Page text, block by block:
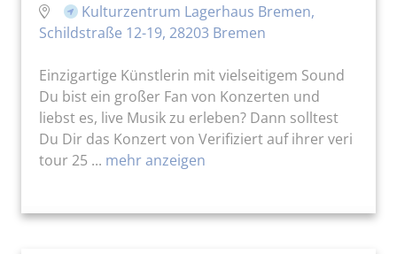
Kulturzentrum Lagerhaus Bremen,
Schildstraße 12-19, 28203 Bremen
Einzigartige Künstlerin mit vielseitigem Sound
Du bist ein großer Fan von Konzerten und
liebst es, live Musik zu erleben? Dann solltest
Du Dir das Konzert von Verifiziert auf ihrer veri
tour 25 ... mehr anzeigen